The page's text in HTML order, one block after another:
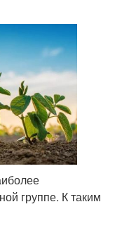
группе. К таким